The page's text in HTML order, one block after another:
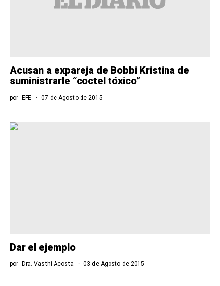
Acusan a expareja de Bobbi Kristina de
suministrarle “coctel tóxico”
por EFE 07 de Agosto de 2015
Dar el ejemplo
por Dra. Vasthi Acosta 03 de Agosto de 2015